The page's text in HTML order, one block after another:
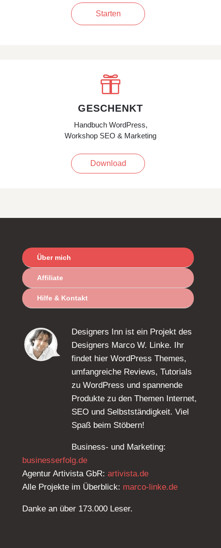
Starten

GESCHENKT
Handbuch WordPress,
Workshop SEO & Marketing
Download
Über mich
Affiliate
Hilfe & Kontakt
Designers Inn ist ein Projekt des
Designers Marco W. Linke. Ihr
findet hier WordPress Themes,
umfangreiche Reviews, Tutorials
zu WordPress und spannende
Produkte zu den Themen Internet,
SEO und Selbstständigkeit. Viel
Spaß beim Stöbern!
Business- und Marketing:
businesserfolg.de
Agentur Artivista GbR: artivista.de
Alle Projekte im Überblick: marco-linke.de
Danke an über 173.000 Leser.